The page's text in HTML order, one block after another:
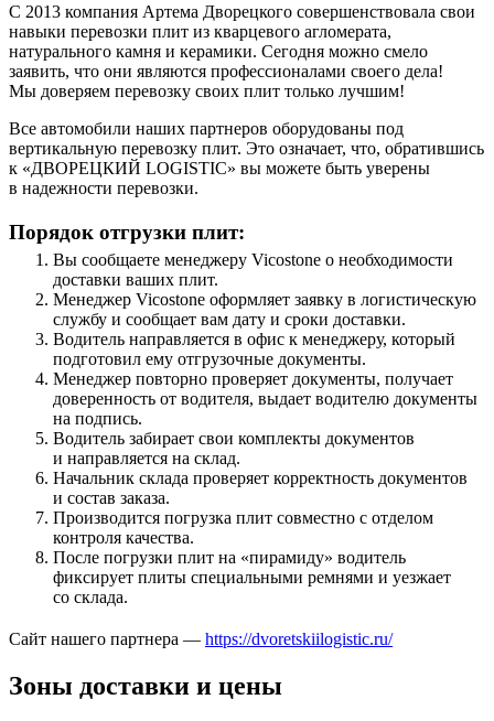
С 2013 компания Артема Дворецкого совершенствовала свои
навыки перевозки плит из кварцевого агломерата,
натурального камня и керамики. Сегодня можно смело
заявить, что они являются профессионалами своего дела!
Мы доверяем перевозку своих плит только лучшим!
Все автомобили наших партнеров оборудованы под
вертикальную перевозку плит. Это означает, что, обратившись
к «ДВОРЕЦКИЙ LOGISTIC» вы можете быть уверены
в надежности перевозки.
Порядок отгрузки плит:
Вы сообщаете менеджеру Vicostone о необходимости
доставки ваших плит.
Менеджер Vicostone оформляет заявку в логистическую
службу и сообщает вам дату и сроки доставки.
Водитель направляется в офис к менеджеру, который
подготовил ему отгрузочные документы.
Менеджер повторно проверяет документы, получает
доверенность от водителя, выдает водителю документы
на подпись.
Водитель забирает свои комплекты документов
и направляется на склад.
Начальник склада проверяет корректность документов
и состав заказа.
Производится погрузка плит совместно с отделом
контроля качества.
После погрузки плит на «пирамиду» водитель
фиксирует плиты специальными ремнями и уезжает
со склада.
Сайт нашего партнера — https://dvoretskiilogistic.ru/
Зоны доставки и цены